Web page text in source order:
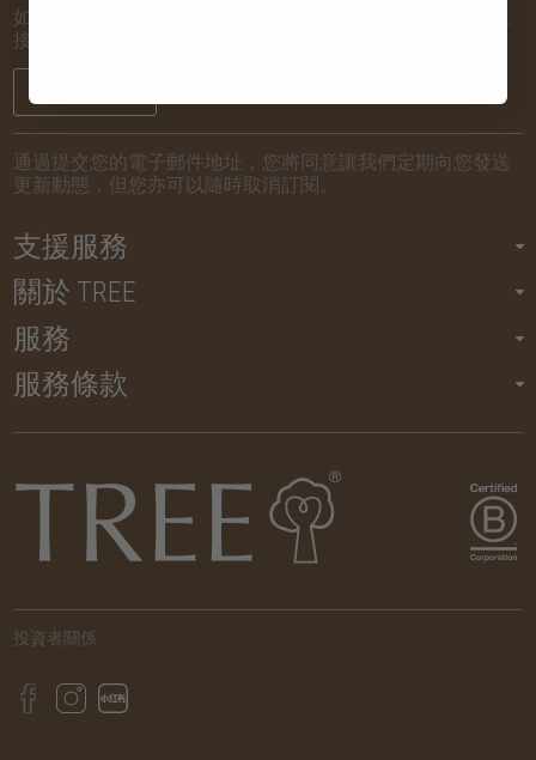
如欲了解新到貨品和推廣活動的最新消息，讓我們將詳情直
接發送到您的電子郵箱！
通過提交您的電子郵件地址，您將同意讓我們定期向您發送
更新動態，但您亦可以隨時取消訂閱。
支援服務
關於 TREE
服務
服務條款
投資者關係